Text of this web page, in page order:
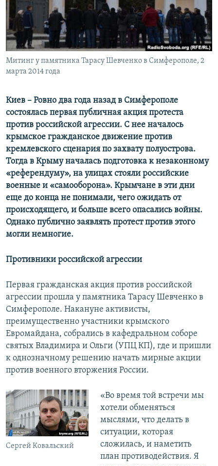
ПОБЕДИТЕЛЕЙ НЕ СУДЯТ?
КРЫМ.НЕПОКОРЕННЫЙ
ELIFBE
УКРАИНСКАЯ ПРОБЛЕМА КРЫМА
ПРИСОЕДИНЯЙТЕСЬ!
Все сайты RFE/RL
Митинг у памятника Тарасу Шевченко в Симферополе, 2
марта 2014 года
Киев – Ровно два года назад в Симферополе
состоялась первая публичная акция протеста
против российской агрессии. С нее началось
крымское гражданское движение против
кремлевского сценария по захвату полуострова.
Тогда в Крыму началась подготовка к незаконному
«референдуму», на улицах стояли российские
военные и «самооборона». Крымчане в эти дни
еще до конца не понимали, чего ожидать от
происходящего, и больше всего опасались войны.
Однако публично заявлять протест против этого
могли немногие.
Противники российской агрессии
Первая гражданская акция против российской
агрессии прошла у памятника Тарасу Шевченко в
Симферополе. Накануне активисты,
преимущественно участники крымского
Евромайдана, собрались в кафедральном соборе
святых Владимира и Ольги (УПЦ КП), где и пришли
к однозначному решению начать мирные акции
против военного вторжения России.
Сергей Ковальский
«Во время той встречи мы
хотели обменяться
мыслями, что делать в
ситуации, которая
сложилась, и наметить
план противодействия. Я